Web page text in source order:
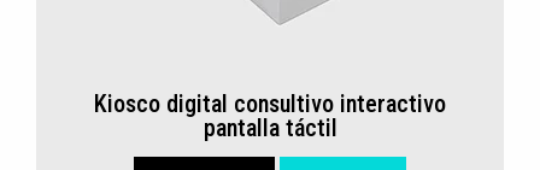
Kiosco digital consultivo interactivo
pantalla táctil